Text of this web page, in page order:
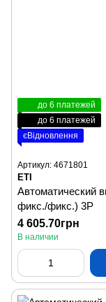
до 6 платежей
до 6 платежей
єВідновлення
Артикул: 4671801
ETI
Автоматический
фикс./фикс.) 3P
4 605.70грн
В наличии